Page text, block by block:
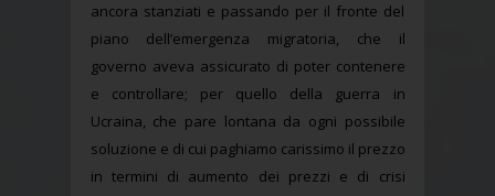
ancora stanziati e passando per il fronte del
piano dell’emergenza migratoria, che il
governo aveva assicurato di poter contenere
e controllare; per quello della guerra in
Ucraina, che pare lontana da ogni possibile
soluzione e di cui paghiamo carissimo il prezzo
in termini di aumento dei prezzi e di crisi